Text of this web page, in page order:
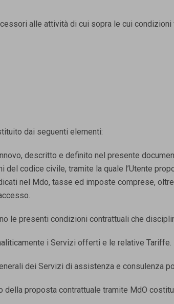
alle attività di cui sopra le cui
dai seguenti elementi:
descritto e definito nel presente
codice civile, tramite la quale l’Utente
nel Mdo, tasse ed imposte comprese,
le presenti condizioni contrattuali che
i Servizi offerti e le relative Tariffe.
dei Servizi di assistenza e consulenza
della proposta contrattuale tramite MdO